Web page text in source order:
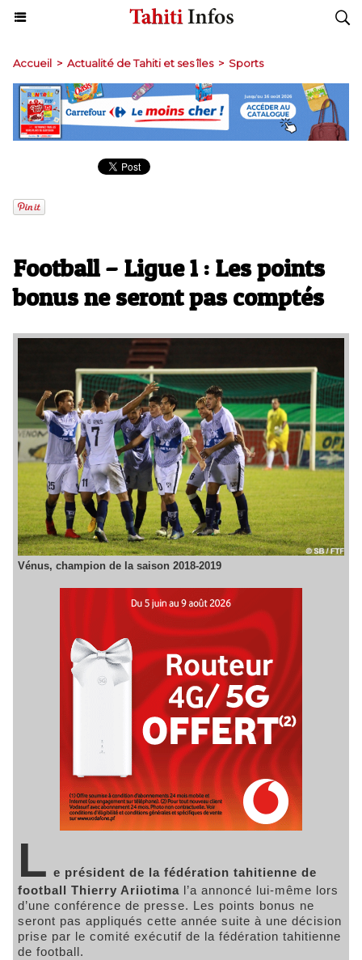
Accueil > Actualité de Tahiti et ses îles > Sports
Football – Ligue 1 : Les points
bonus ne seront pas comptés
Vénus, champion de la saison 2018-2019
L e président de la fédération tahitienne de
football Thierry Ariiotima l’a annoncé lui-même lors
d’une conférence de presse. Les points bonus ne
seront pas appliqués cette année suite à une décision
prise par le comité exécutif de la fédération tahitienne
de football.